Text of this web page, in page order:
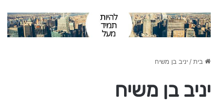
בית/יניב בן משיח
יניב בן משיח